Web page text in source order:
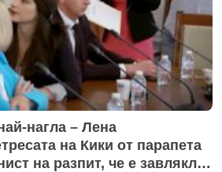
нагла – Лена
на Кики от парапета
на разпит, че е завлякла